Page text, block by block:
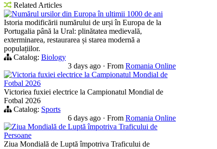
Related Articles
Numărul ursilor din Europa în ultimii 1000 de ani
Istoria modificării numărului de urși în Europa de la
Portugalia până la Ural: plinătatea medievală,
exterminarea, restaurarea și starea modernă a
populațiilor.
Catalog: Biology
3 days ago · From Romania Online
Victoria fuxiei electrice la Campionatul Mondial de
Fotbal 2026
Victoriea fuxiei electrice la Campionatul Mondial de
Fotbal 2026
Catalog: Sports
6 days ago · From Romania Online
Ziua Mondială de Luptă împotriva Traficului de
Persoane
Ziua Mondială de Luptă împotriva Traficului de